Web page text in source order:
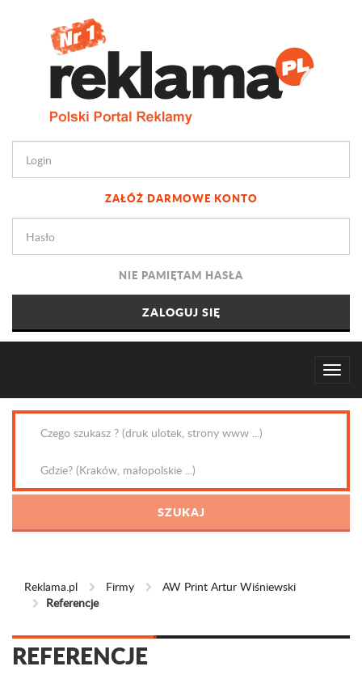
ZAŁÓŻ DARMOWE KONTO
NIE PAMIĘTAM HASŁA
Reklama.pl Firmy
AW Print Artur Wiśniewski
Referencje
REFERENCJE